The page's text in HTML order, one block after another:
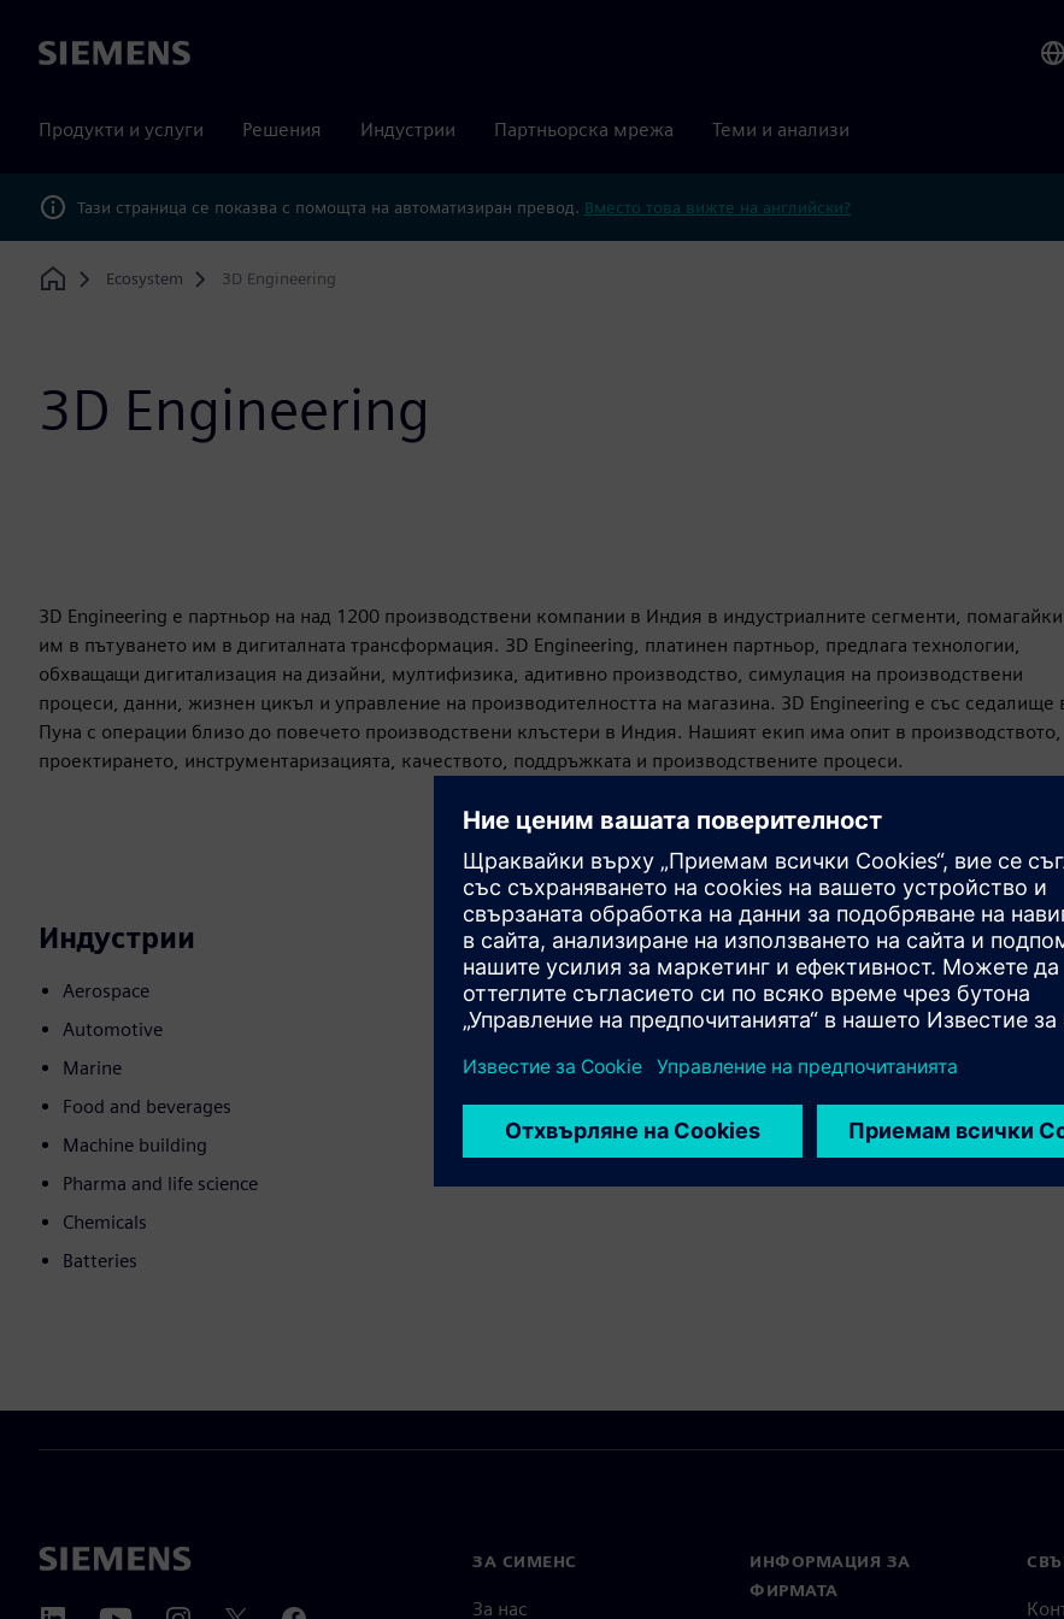
Siemens
Продукти и услуги Решения Индустрии Партньорска мрежа Теми и анализи
Тази страница се показва с помощта на автоматизиран превод. Вместо това вижте на английски?
Home
Ecosystem 3D Engineering
3D Engineering
3D Engineering е партньор на над 1200 производствени компании в Индия в индустриалните сегменти, помагайки
им в пътуването им в дигиталната трансформация. 3D Engineering, платинен партньор, предлага технологии,
обхващащи дигитализация на дизайни, мултифизика, адитивно производство, симулация на производствени
процеси, данни, жизнен цикъл и управление на производителността на магазина. 3D Engineering е със седалище
Пуна с операции близо до повечето производствени клъстери в Индия. Нашият екип има опит в производството,
проектирането, инструментаризацията, качеството, поддръжката и производствените процеси.
Индустрии
Aerospace
Automotive
Marine
Food and beverages
Machine building
Pharma and life science
Chemicals
Batteries
Движение
Service
Предоставя услуга за продукт/решение на Siemens
интегрира, оперира или поддържа
ЗА СИМЕНС
За нас
ИНФОРМАЦИЯ ЗА
ФИРМАТА